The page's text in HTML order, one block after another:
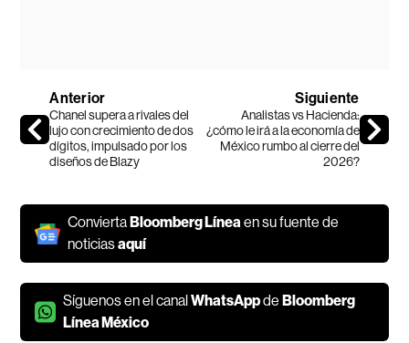
Anterior
Chanel supera a rivales del
lujo con crecimiento de dos
dígitos, impulsado por los
diseños de Blazy
Siguiente
Analistas vs Hacienda:
¿cómo le irá a la economía de
México rumbo al cierre del
2026?
Convierta Bloomberg Líneaen su fuente de
noticiasaquí
Síguenos en el canalWhatsAppde Bloomberg
Línea México